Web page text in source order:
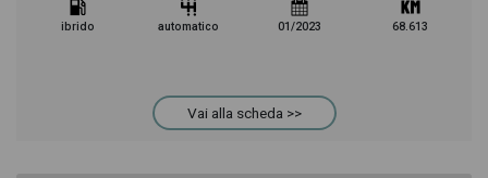
ibrido automatico 01/2023 68.613
Vai alla scheda >>